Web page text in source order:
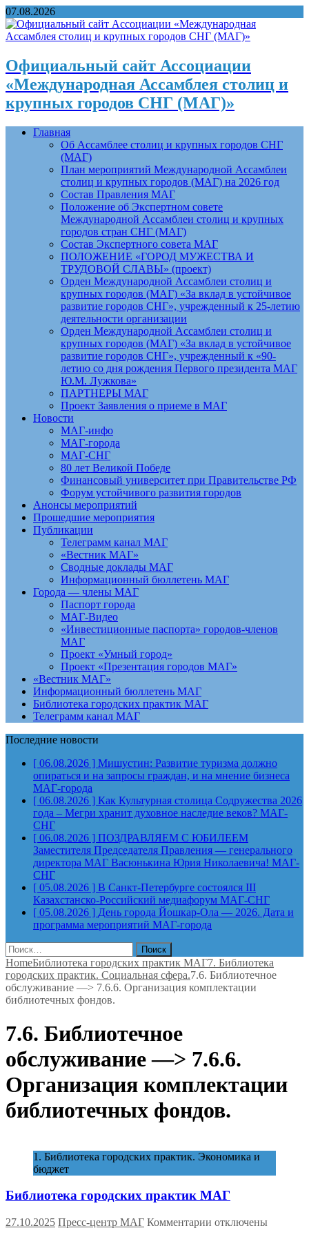
07.08.2026
Официальный сайт Ассоциации
«Международная Ассамблея столиц и
крупных городов СНГ (МАГ)»
Главная
Об Ассамблее столиц и крупных городов СНГ
(МАГ)
План мероприятий Международной Ассамблеи
столиц и крупных городов (МАГ) на 2026 год
Состав Правления МАГ
Положение об Экспертном совете
Международной Ассамблеи столиц и крупных
городов стран СНГ (МАГ)
Состав Экспертного совета МАГ
ПОЛОЖЕНИЕ «ГОРОД МУЖЕСТВА И
ТРУДОВОЙ СЛАВЫ» (проект)
Орден Международной Ассамблеи столиц и
крупных городов (МАГ) «За вклад в устойчивое
развитие городов СНГ», учрежденный к 25-летию
деятельности организации
Орден Международной Ассамблеи столиц и
крупных городов (МАГ) «За вклад в устойчивое
развитие городов СНГ», учрежденный к «90-
летию со дня рождения Первого президента МАГ
Ю.М. Лужкова»
ПАРТНЕРЫ МАГ
Проект Заявления о приеме в МАГ
Новости
МАГ-инфо
МАГ-города
МАГ-СНГ
80 лет Великой Победе
Финансовый университет при Правительстве РФ
Форум устойчивого развития городов
Анонсы мероприятий
Прошедшие мероприятия
Публикации
Телеграмм канал МАГ
«Вестник МАГ»
Сводные доклады МАГ
Информационный бюллетень МАГ
Города — члены МАГ
Паспорт города
МАГ-Видео
«Инвестиционные паспорта» городов-членов
МАГ
Проект «Умный город»
Проект «Презентация городов МАГ»
«Вестник МАГ»
Информационный бюллетень МАГ
Библиотека городских практик МАГ
Телеграмм канал МАГ
Последние новости
[ 06.08.2026 ] Мишустин: Развитие туризма должно
опираться и на запросы граждан, и на мнение бизнеса
МАГ-города
[ 06.08.2026 ] Как Культурная столица Содружества 2026
года – Мегри хранит духовное наследие веков? МАГ-
СНГ
[ 06.08.2026 ] ПОЗДРАВЛЯЕМ С ЮБИЛЕЕМ
Заместителя Председателя Правления — генерального
директора МАГ Васюнькина Юрия Николаевича! МАГ-
СНГ
[ 05.08.2026 ] В Санкт-Петербурге состоялся III
Казахстанско-Российский медиафорум МАГ-СНГ
[ 05.08.2026 ] День города Йошкар-Ола — 2026. Дата и
программа мероприятий МАГ-города
Найти:
HomeБиблиотека городских практик МАГ7. Библиотека
городских практик. Социальная сфера.7.6. Библиотечное
обслуживание —> 7.6.6. Организация комплектации
библиотечных фондов.
7.6. Библиотечное
обслуживание —> 7.6.6.
Организация комплектации
библиотечных фондов.
1. Библиотека городских практик. Экономика и
бюджет
Библиотека городских практик МАГ
27.10.2025 Пресс-центр МАГ Комментарии котключены